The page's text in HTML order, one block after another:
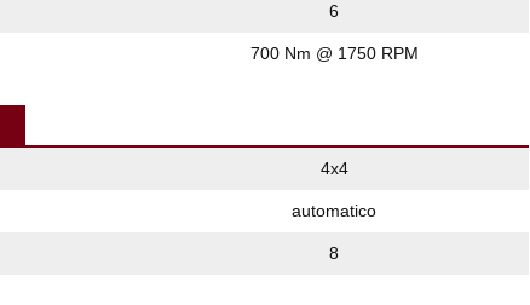
6
700 Nm @ 1750 RPM
4x4
automatico
8